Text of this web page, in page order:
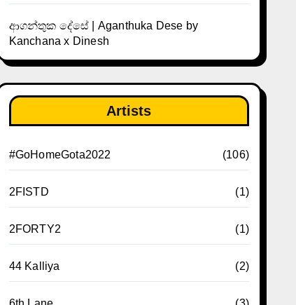
ආගන්තුක දේසේ | Aganthuka Dese by
Kanchana x Dinesh
Artists
#GoHomeGota2022 (106)
2FISTD (1)
2FORTY2 (1)
44 Kalliya (2)